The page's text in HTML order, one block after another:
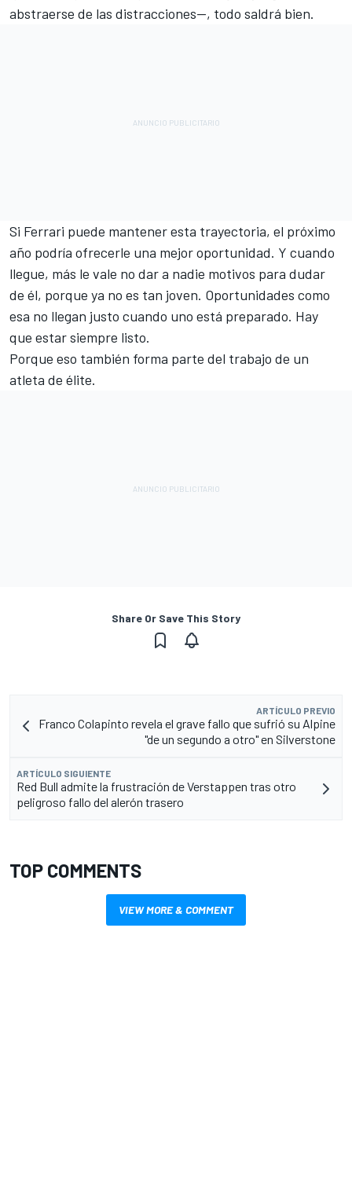
abstraerse de las distracciones—, todo saldrá bien.
Si Ferrari puede mantener esta trayectoria, el próximo
año podría ofrecerle una mejor oportunidad. Y cuando
llegue, más le vale no dar a nadie motivos para dudar
de él, porque ya no es tan joven. Oportunidades como
esa no llegan justo cuando uno está preparado. Hay
que estar siempre listo.
Porque eso también forma parte del trabajo de un
atleta de élite.
Share Or Save This Story
ARTÍCULO PREVIO
Franco Colapinto revela el grave fallo que sufrió su Alpine
"de un segundo a otro" en Silverstone
ARTÍCULO SIGUIENTE
Red Bull admite la frustración de Verstappen tras otro
peligroso fallo del alerón trasero
TOP COMMENTS
VIEW MORE & COMMENT